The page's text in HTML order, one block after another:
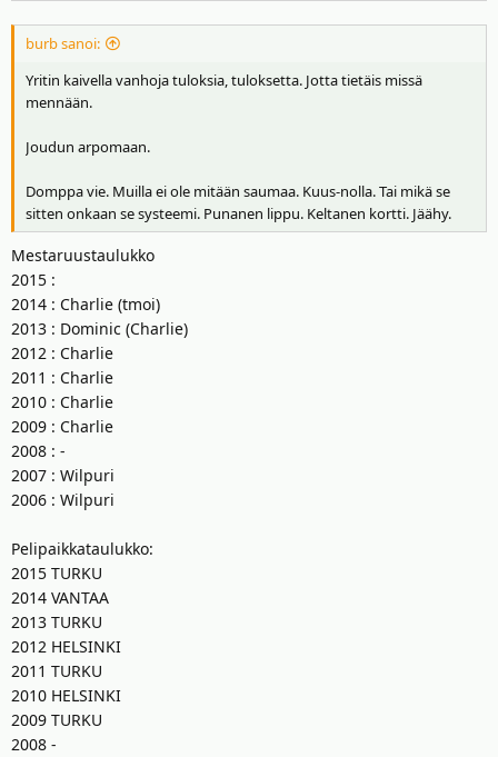
burb sanoi:
Yritin kaivella vanhoja tuloksia, tuloksetta. Jotta tietäis missä
mennään.
Joudun arpomaan.
Domppa vie. Muilla ei ole mitään saumaa. Kuus-nolla. Tai mikä se
sitten onkaan se systeemi. Punanen lippu. Keltanen kortti. Jäähy.
Mestaruustaulukko
2015 :
2014 : Charlie (tmoi)
2013 : Dominic (Charlie)
2012 : Charlie
2011 : Charlie
2010 : Charlie
2009 : Charlie
2008 : -
2007 : Wilpuri
2006 : Wilpuri
Pelipaikkataulukko:
2015 TURKU
2014 VANTAA
2013 TURKU
2012 HELSINKI
2011 TURKU
2010 HELSINKI
2009 TURKU
2008 -